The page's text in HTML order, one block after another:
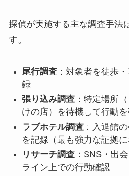
探偵が実施する主な調査手法
す。
尾行調査：対象者を徒歩
録
張り込み調査：特定場所
けの店）を待機して行動
ラブホテル調査：入退館
を記録（最も強力な証拠に
リサーチ調査：SNS・出
ライン上での行動確認